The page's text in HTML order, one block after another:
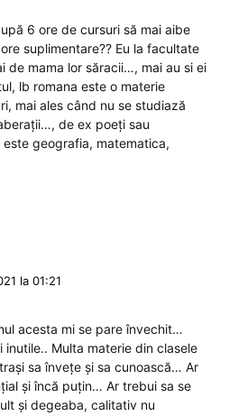
6 ore de cursuri să mai aibe
suplimentare?? Eu la facultate
de mama lor săracii…, mai au si ei
lb romana este o materie
mai ales când nu se studiază
de ex poeți sau
geografia, matematica,
la 01:21
acesta mi se pare învechit…
Multa materie din clasele
sa învețe și sa cunoască… Ar
și încă puțin… Ar trebui sa se
și degeaba, calitativ nu